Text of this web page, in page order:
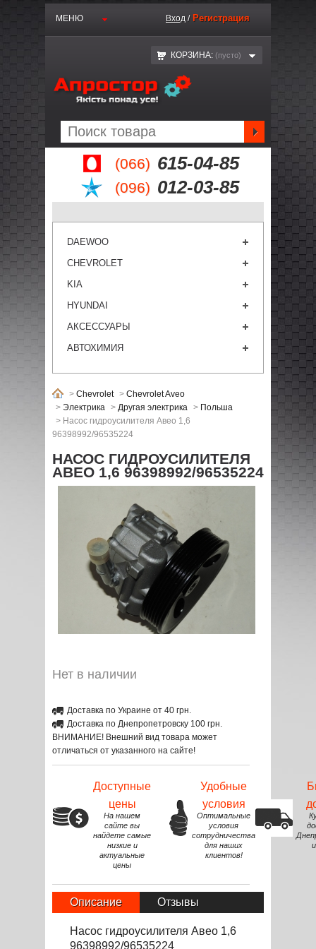
(066) 615-04-85
(096) 012-03-85
МЕНЮ Вход / Регистрация
КОРЗИНА: (пустo)
DAEWOO
CHEVROLET
KIA
HYUNDAI
АКСЕССУАРЫ
АВТОХИМИЯ
> Chevrolet > Chevrolet Aveo
> Электрика > Другая электрика > Польша
> Насос гидроусилителя Авео 1,6
96398992/96535224
НАСОС ГИДРОУСИЛИТЕЛЯ
АВЕО 1,6 96398992/96535224
Нет в наличии
Доставка по Украине от 40 грн.
Доставка по Днепропетровску 100 грн.
ВНИМАНИЕ! Внешний вид товара может
отличаться от указанного на сайте!
Доступные
цены
На нашем
сайте вы
найдете самые
низкие и
актуальные
цены
Удобные
условия
Оптимальные
условия
сотрудничества
для наших
клиентов!
Описание Отзывы
Насос гидроусилителя Авео 1,6
96398992/96535224